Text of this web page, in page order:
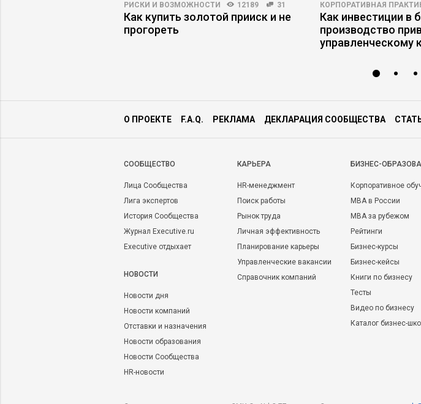
РИСКИ И ВОЗМОЖНОСТИ 12189 31
Как купить золотой прииск и не
прогореть
КОРПОРАТИВНАЯ
Как инвестиции в
производство
управленческому
О ПРОЕКТЕ F.A.Q. РЕКЛАМА ДЕКЛАРАЦИЯ СООБЩЕСТВА
CООБЩЕСТВО
Лица Сообщества
Лига экспертов
История Сообщества
Журнал Executive.ru
Executive отдыхает
НОВОСТИ
Новости дня
Новости компаний
Отставки и назначения
Новости образования
Новости Сообщества
HR-новости
КАРЬЕРА
HR-менеджмент
Поиск работы
Рынок труда
Личная эффективность
Планирование карьеры
Управленческие вакансии
Справочник компаний
БИЗНЕС-
Корпоративное
MBA в России
MBA за рубежом
Рейтинги
Бизнес-курсы
Бизнес-кейсы
Книги по бизнесу
Тесты
Видео по бизнесу
Каталог бизнес-